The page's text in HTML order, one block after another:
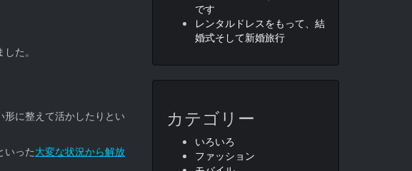
た。
に整えて活かしたりとい
いった大変な状況から解放
です
レンタルドレスをもって、結
婚式そして新婚旅行
カテゴリー
いろいろ
ファッション